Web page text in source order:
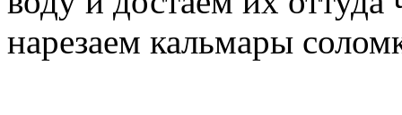
нарезаем кальмары